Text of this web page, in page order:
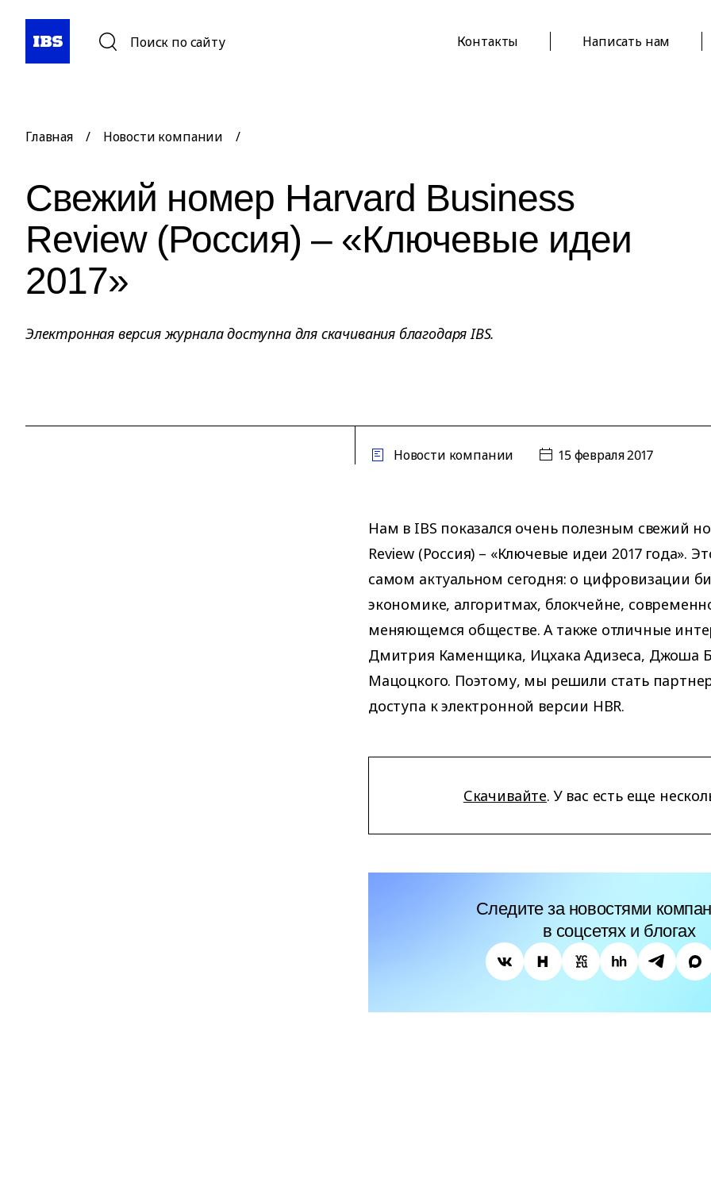
Поиск по сайту Контакты Написать нам
Главная / Новости компании /
Свежий номер Harvard Business
Review (Россия) – «Ключевые идеи
2017»
Электронная версия журнала доступна для скачивания благодаря IBS.
Новости компании 15 февраля 2017
Нам в IBS показался очень полезным свежий
Review (Россия) – «Ключевые идеи 2017 года».
самом актуальном сегодня: о цифровизации
экономике, алгоритмах, блокчейне,
меняющемся обществе. А также отличные
Дмитрия Каменщика, Ицхака Адизеса, Джоша
Мацоцкого. Поэтому, мы решили стать
доступа к электронной версии HBR.
Скачивайте. У вас есть еще
Следите за новостями
в соцсетях и блогах